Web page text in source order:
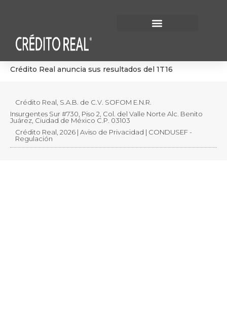
Crédito Real anuncia sus resultados del 1T16
Crédito Real, S.A.B. de C.V. SOFOM E.N.R.
Insurgentes Sur #730, Piso 2, Col. del Valle Norte Alc. Benito
Juárez, Ciudad de México C.P. 03103
Crédito Real, 2026 | Aviso de Privacidad | CONDUSEF -
Regulación